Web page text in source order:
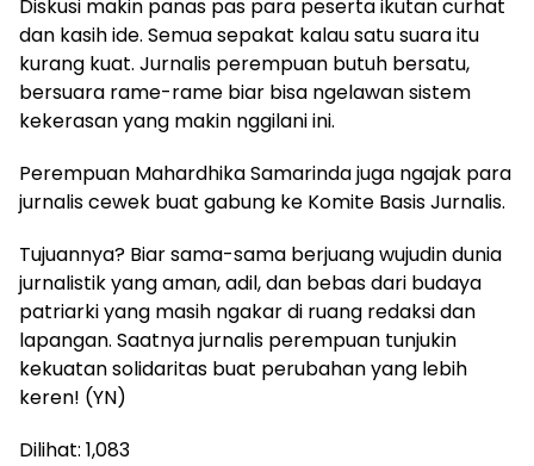
Diskusi makin panas pas para peserta ikutan curhat
dan kasih ide. Semua sepakat kalau satu suara itu
kurang kuat. Jurnalis perempuan butuh bersatu,
bersuara rame-rame biar bisa ngelawan sistem
kekerasan yang makin nggilani ini.
Perempuan Mahardhika Samarinda juga ngajak para
jurnalis cewek buat gabung ke Komite Basis Jurnalis.
Tujuannya? Biar sama-sama berjuang wujudin dunia
jurnalistik yang aman, adil, dan bebas dari budaya
patriarki yang masih ngakar di ruang redaksi dan
lapangan. Saatnya jurnalis perempuan tunjukin
kekuatan solidaritas buat perubahan yang lebih
keren! (YN)
Dilihat: 1,083